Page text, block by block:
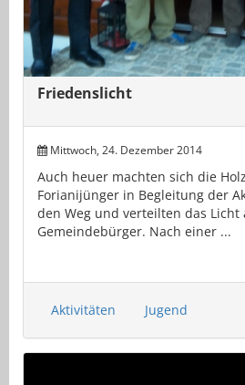
Friedenslicht
Mittwoch, 24. Dezember 2014
Auch heuer machten sich die
Forianijünger in Begleitung der
den Weg und verteilten das Licht
Gemeindebürger. Nach einer ...
Aktivitäten Jugend